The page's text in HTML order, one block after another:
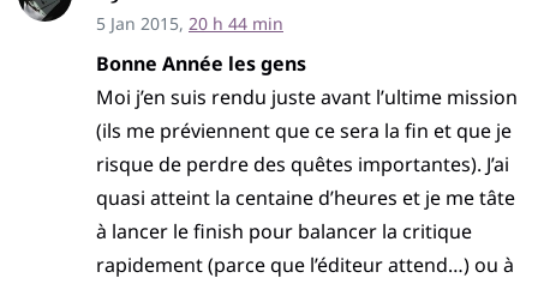
5 Jan 2015, 20 h 44 min
Bonne Année les gens
Moi j’en suis rendu juste avant l’ultime mission
(ils me préviennent que ce sera la fin et que je
risque de perdre des quêtes importantes). J’ai
quasi atteint la centaine d’heures et je me tâte
à lancer le finish pour balancer la critique
rapidement (parce que l’éditeur attend…) ou à